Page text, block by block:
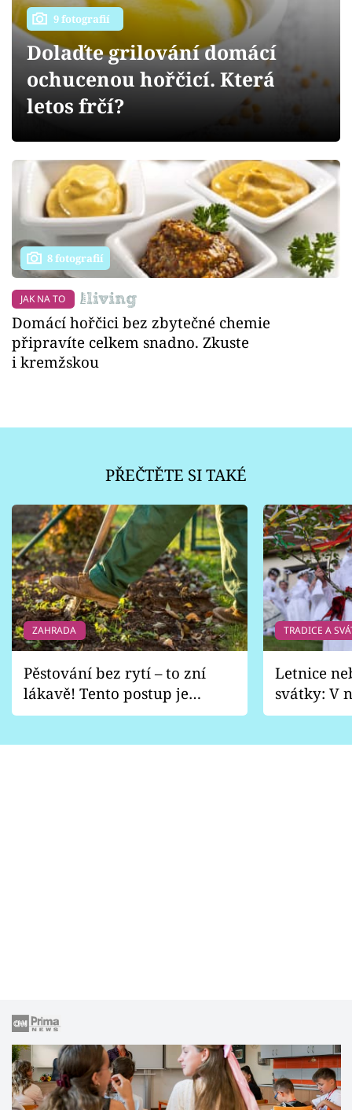
Přihlášení
Sledujte nás
9 fotografií
Dolaďte grilování domácí
ochucenou hořčicí. Která
letos frčí?
8 fotografií
JAK NA TO
Domácí hořčici bez zbytečné chemie
připravíte celkem snadno. Zkuste
i kremžskou
PŘEČTĚTE SI TAKÉ
ZAHRADA
Pěstování bez rytí – to zní
lákavě! Tento postup je
vhodný jen pro některé
TRADICE A
Letnice
svátky: V
pondělí